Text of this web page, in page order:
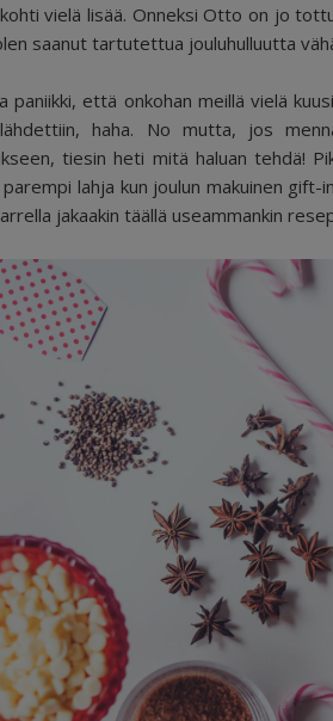
vielä lisää. Onneksi Otto on jo
saanut tartutettua jouluhulluutta
että onkohan meillä vielä
haha. No mutta, jos
tiesin heti mitä haluan tehdä!
lahja kun joulun makuinen
jakaakin täällä useammankin